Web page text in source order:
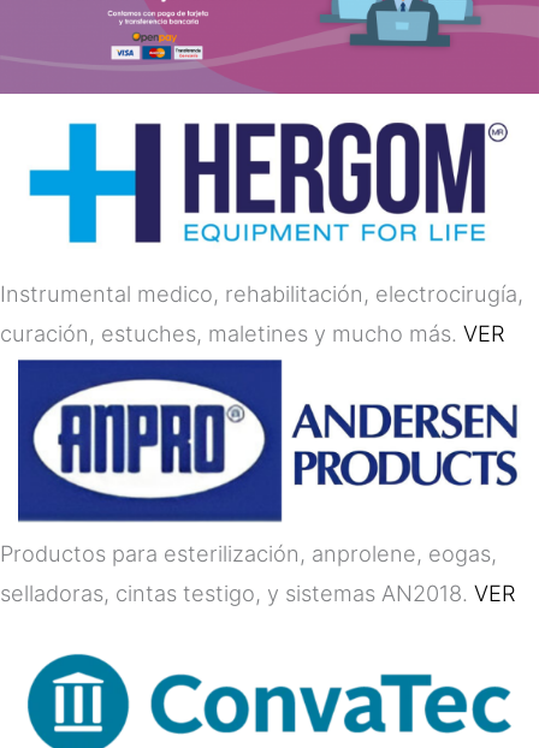
Instrumental medico, rehabilitación, electrocirugía,
curación, estuches, maletines y mucho más. VER
Productos para esterilización, anprolene, eogas,
selladoras, cintas testigo, y sistemas AN2018. VER